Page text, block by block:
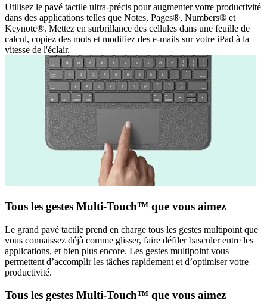
Utilisez le pavé tactile ultra-précis pour augmenter votre productivité
dans des applications telles que Notes, Pages®, Numbers® et
Keynote®. Mettez en surbrillance des cellules dans une feuille de
calcul, copiez des mots et modifiez des e-mails sur votre iPad à la
vitesse de l'éclair.
Tous les gestes Multi-Touch™ que vous aimez
Le grand pavé tactile prend en charge tous les gestes multipoint que
vous connaissez déjà comme glisser, faire défiler basculer entre les
applications, et bien plus encore. Les gestes multipoint vous
permettent d’accomplir les tâches rapidement et d’optimiser votre
productivité.
Tous les gestes Multi-Touch™ que vous aimez